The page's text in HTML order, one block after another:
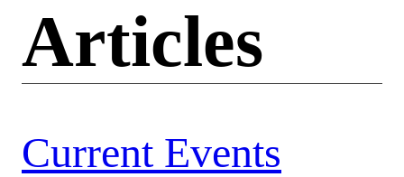
Articles
Current Events